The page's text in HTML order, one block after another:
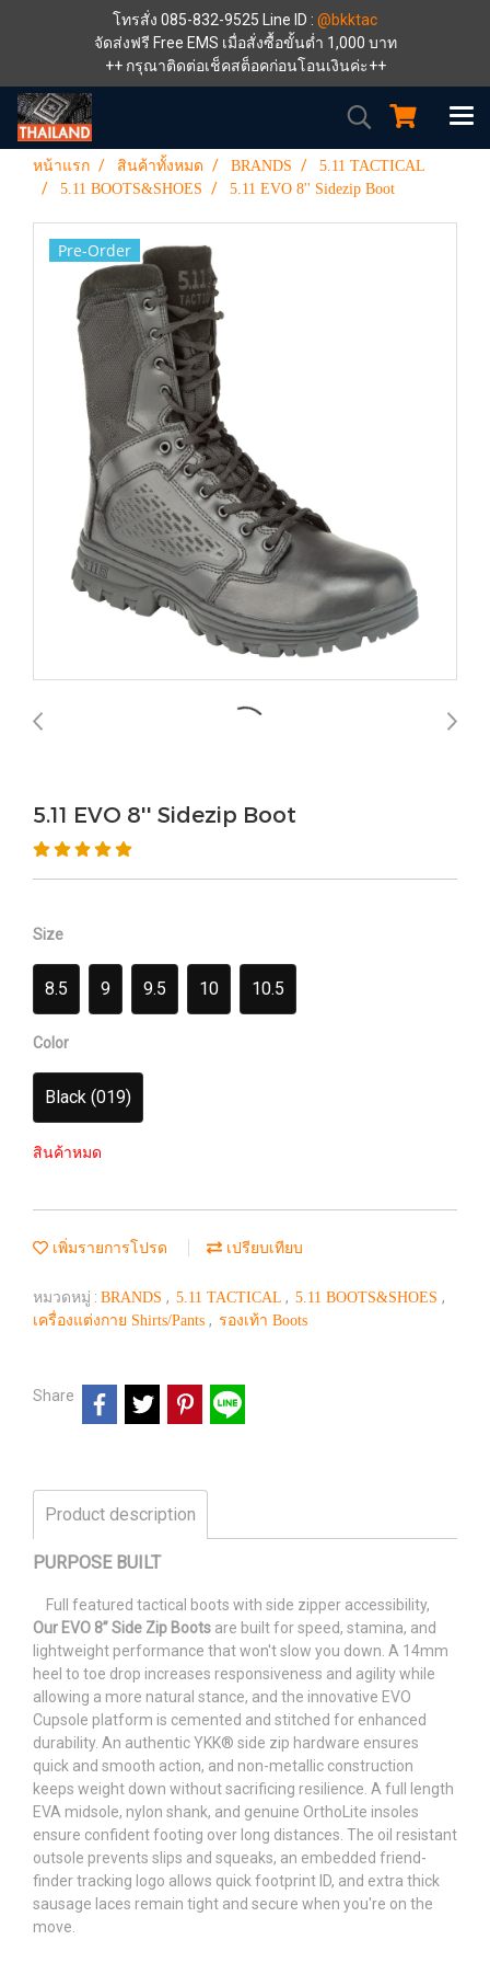
โทรสั่ง 085-832-9525 Line ID : @bkktac
จัดส่งฟรี Free EMS เมื่อสั่งซื้อขั้นต่ำ 1,000 บาท
++ กรุณาติดต่อเช็คสต็อคก่อนโอนเงินค่ะ++
หน้าแรก สินค้าทั้งหมด BRANDS
5.11 TACTICAL
5.11 BOOTS&SHOES
5.11 EVO 8'' Sidezip Boot
Pre-Order
5.11 EVO 8'' Sidezip Boot
Size
8.5 9 9.5 10 10.5
Color
Black (019)
สินค้าหมด
เพิ่มรายการโปรด เปรียบเทียบ
หมวดหมู่ : BRANDS , 5.11 TACTICAL , 5.11 BOOTS&SHOES ,
เครื่องแต่งกาย Shirts/Pants , รองเท้า Boots
Share
Product description
PURPOSE BUILT
Full featured tactical boots with side zipper accessibility,
Our EVO 8” Side Zip Boots are built for speed, stamina, and
lightweight performance that won't slow you down. A 14mm
heel to toe drop increases responsiveness and agility while
allowing a more natural stance, and the innovative EVO
Cupsole platform is cemented and stitched for enhanced
durability. An authentic YKK® side zip hardware ensures
quick and smooth action, and non-metallic construction
keeps weight down without sacrificing resilience. A full length
EVA midsole, nylon shank, and genuine OrthoLite insoles
ensure confident footing over long distances. The oil resistant
outsole prevents slips and squeaks, an embedded friend-
finder tracking logo allows quick footprint ID, and extra thick
sausage laces remain tight and secure when you're on the
move.